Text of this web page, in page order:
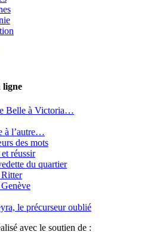
ligne
Belle à Victoria…
à l’autre…
des mots
réussir
du quartier
le précurseur oublié
avec le soutien de :